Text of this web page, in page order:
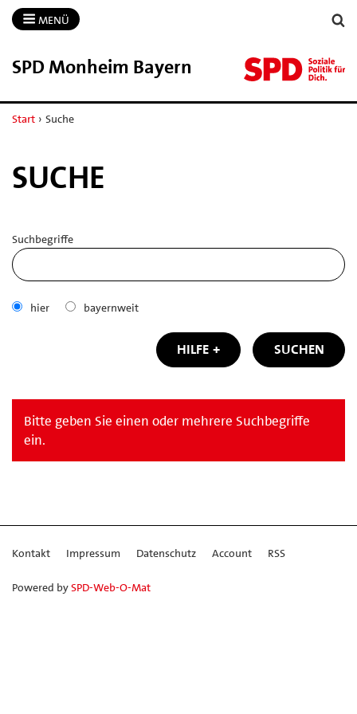
MENÜ
SPD Monheim Bayern
Start › Suche
SUCHE
Suchbegriffe
hier bayernweit
HILFE SUCHEN
Bitte geben Sie einen oder mehrere Suchbegriffe
ein.
Kontakt Impressum Datenschutz Account RSS
Powered bySPD-Web-O-Mat